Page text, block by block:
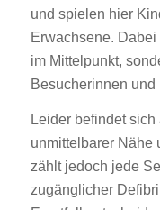
und spielen hier
Erwachsene.
im Mittelpunkt,
Besucherinnen und
Leider befindet
unmittelbarer Nähe
zählt jedoch jede
zugänglicher